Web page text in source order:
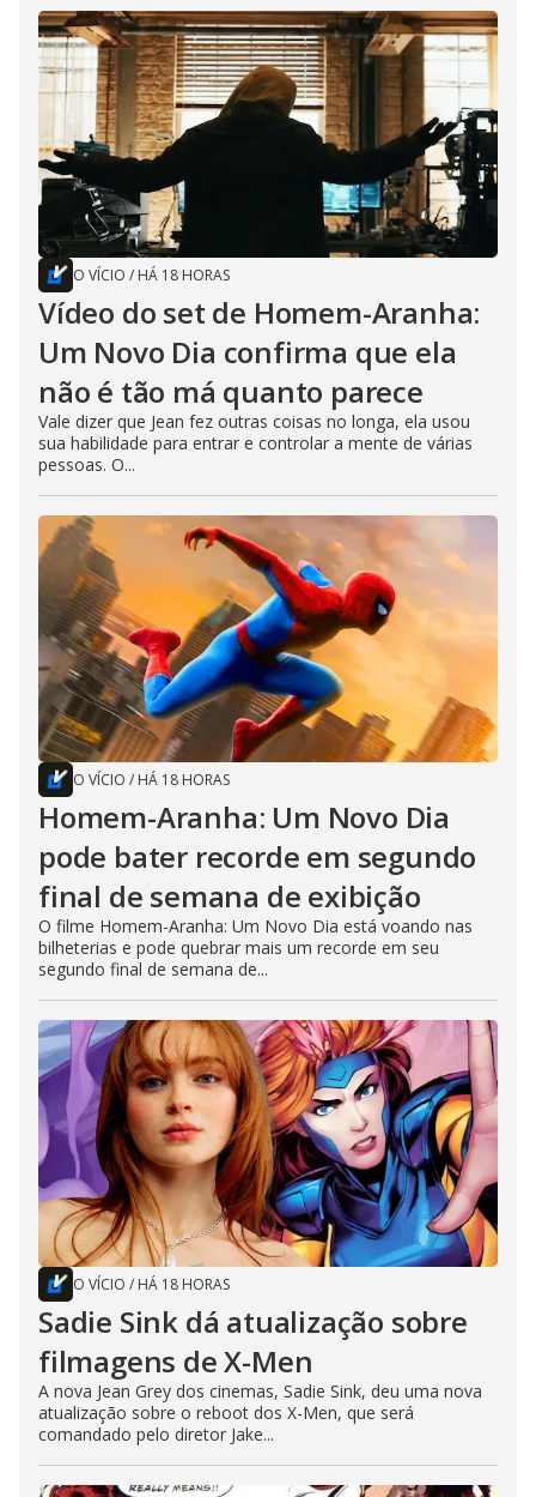
O VÍCIO / HÁ 18 HORAS
Vídeo do set de Homem-Aranha:
Um Novo Dia confirma que ela
não é tão má quanto parece
Vale dizer que Jean fez outras coisas no longa, ela usou
sua habilidade para entrar e controlar a mente de várias
pessoas. O...
O VÍCIO / HÁ 18 HORAS
Homem-Aranha: Um Novo Dia
pode bater recorde em segundo
final de semana de exibição
O filme Homem-Aranha: Um Novo Dia está voando nas
bilheterias e pode quebrar mais um recorde em seu
segundo final de semana de...
O VÍCIO / HÁ 18 HORAS
Sadie Sink dá atualização sobre
filmagens de X-Men
A nova Jean Grey dos cinemas, Sadie Sink, deu uma nova
atualização sobre o reboot dos X-Men, que será
comandado pelo diretor Jake...